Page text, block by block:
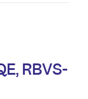
RBVS-